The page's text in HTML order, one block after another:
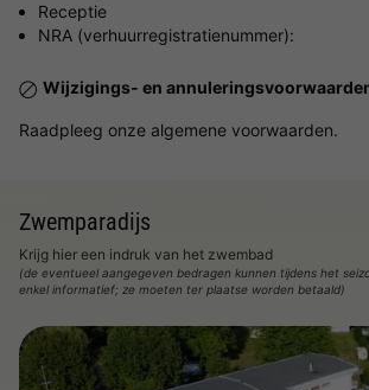
Receptie
NRA (verhuurregistratienummer):
Wijzigings- en
Raadpleeg onze algemene voorwaarden.
Zwemparadijs
Krijg hier een indruk van het zwembad
(de eventueel aangegeven bedragen kunnen tijdens het
enkel informatief; ze moeten ter plaatse worden betaald)